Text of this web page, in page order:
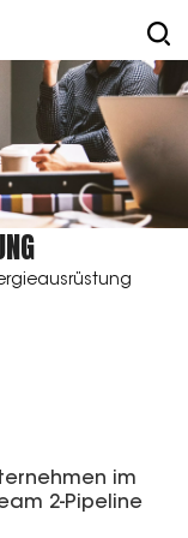
im
2-Pipeline